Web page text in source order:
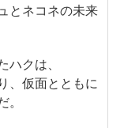
とネコネの未来
ハクは、
、仮面とともに
。